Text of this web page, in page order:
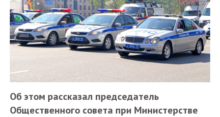
Об этом рассказал председатель
Общественного совета при Министерстве